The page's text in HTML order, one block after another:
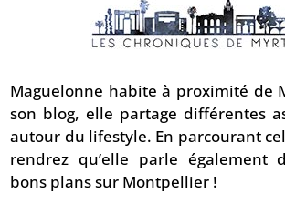
Maguelonne habite à proximité de
son blog, elle partage différentes
autour du lifestyle. En parcourant
rendrez qu’elle parle également
bons plans sur Montpellier !